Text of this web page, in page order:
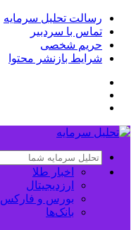
رسالت تحلیل سرمایه
تماس با سردبیر
حریم شخصی
شرایط بازنشر محتوا
اخبار طلا
ارزدیجیتال
بورس و فارکس
بانک‌ها